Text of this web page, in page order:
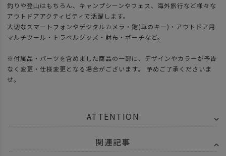
釣りや登山はもちろん、キャンプシーンやフェス、海外旅行など様々な
アウトドアアクティビティで活躍します。
大切なスマートフォンやデジタルカメラ・鍵(車のキー)・アウトドア用
マルチツール・トラベルグッズ・財布・ポーチなど。
※付属品・パーツを含めました商品の一部に、デザインやカラーが予告
なく変更・仕様変更となる場合がございます。 予めご了承くださいま
せ。
ATTENTION
関連記事